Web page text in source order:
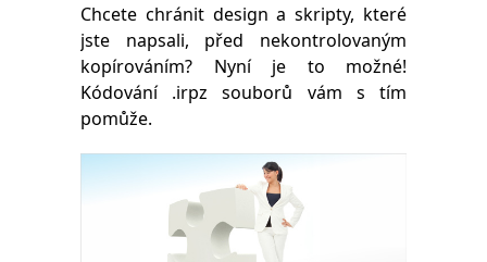
Chcete chránit design a skripty, které
jste napsali, před nekontrolovaným
kopírováním? Nyní je to možné!
Kódování .irpz souborů vám s tím
pomůže.